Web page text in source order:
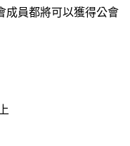
成員都將可以獲得公會